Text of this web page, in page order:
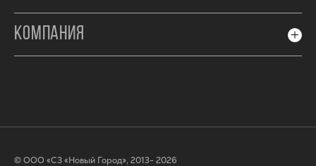
КОМПАНИЯ
© ООО «СЗ «Новый Город», 2013- 2026